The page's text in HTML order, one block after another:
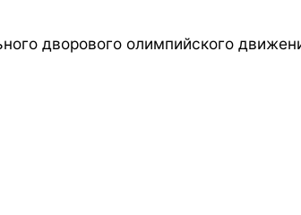
дворового олимпийского